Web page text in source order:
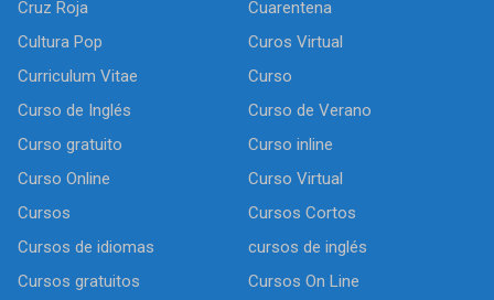
Cruz Roja
Cuarentena
Cultura Pop
Curos Virtual
Curriculum Vitae
Curso
Curso de Inglés
Curso de Verano
Curso gratuito
Curso inline
Curso Online
Curso Virtual
Cursos
Cursos Cortos
Cursos de idiomas
cursos de inglés
Cursos gratuitos
Cursos On Line